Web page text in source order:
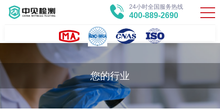
24小时全国服务热线
400-889-2690
您的行业